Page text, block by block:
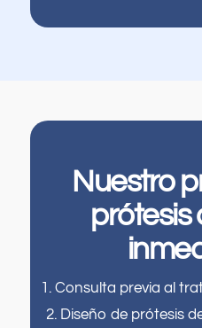
Nuestro
prótesis
1. Consulta previa al
2. Diseño de prótesis
Tengo problemas
comer ciertos
Siento que mis
empastes están
Mis dientes se ven
o desiguales.
¿Qué
por
hoy?
correspondan.*